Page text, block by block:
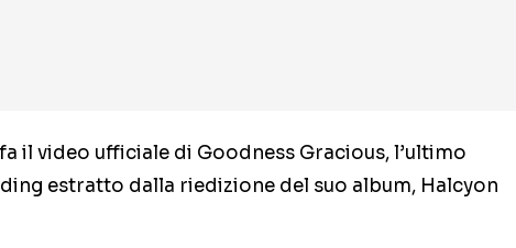
il video ufficiale di Goodness Gracious, l’ultimo
estratto dalla riedizione del suo album, Halcyon